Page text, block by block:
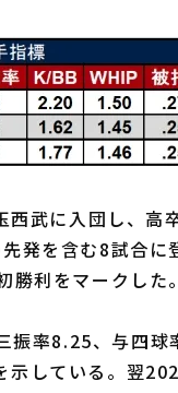
西武に入団し、高
発を含む8試合に
利をマークした。
振率8.25、与四球
している。翌